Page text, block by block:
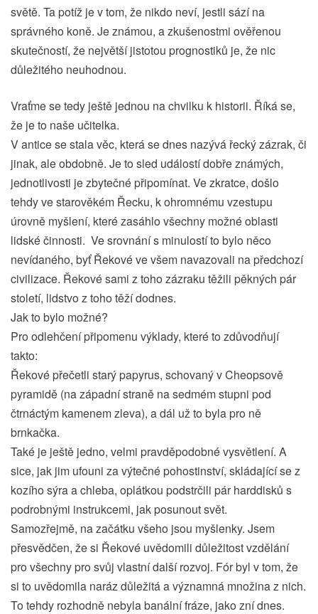
světě. Ta potíž je v tom, že nikdo neví, jestli sází na
správného koně. Je známou, a zkušenostmi ověřenou
skutečností, že největší jistotou prognostiků je, že nic
důležitého neuhodnou.
Vraťme se tedy ještě jednou na chvilku k historii. Říká se,
že je to naše učitelka.
V antice se stala věc, která se dnes nazývá řecký zázrak, či
jinak, ale obdobně. Je to sled událostí dobře známých,
jednotlivosti je zbytečné připomínat. Ve zkratce, došlo
tehdy ve starověkém Řecku, k ohromnému vzestupu
úrovně myšlení, které zasáhlo všechny možné oblasti
lidské činnosti. Ve srovnání s minulostí to bylo něco
nevídaného, byť Řekové ve všem navazovali na předchozí
civilizace. Řekové sami z toho zázraku těžili pěkných pár
století, lidstvo z toho těží dodnes.
Jak to bylo možné?
Pro odlehčení připomenu výklady, které to zdůvodňují
takto:
Řekové přečetli starý papyrus, schovaný v Cheopsově
pyramidě (na západní straně na sedmém stupni pod
čtrnáctým kamenem zleva), a dál už to byla pro ně
brnkačka.
Také je ještě jedno, velmi pravděpodobné vysvětlení. A
sice, jak jim ufouni za výtečné pohostinství, skládající se z
kozího sýra a chleba, oplátkou podstrčili pár harddisků s
podrobnými instrukcemi, jak posunout svět.
Samozřejmě, na začátku všeho jsou myšlenky. Jsem
přesvědčen, že si Řekové uvědomili důležitost vzdělání
pro všechny pro svůj vlastní další rozvoj. Fór byl v tom, že
si to uvědomila naráz důležitá a významná množina z nich.
To tehdy rozhodně nebyla banální fráze, jako zní dnes.